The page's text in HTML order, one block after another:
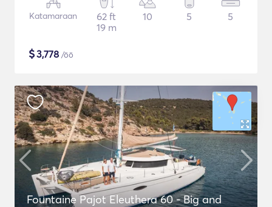
Katamaraan
62 ft
19 m
10 5 5
$3,778 /öö
Fountaine Pajot Eleuthera 60 - Big and